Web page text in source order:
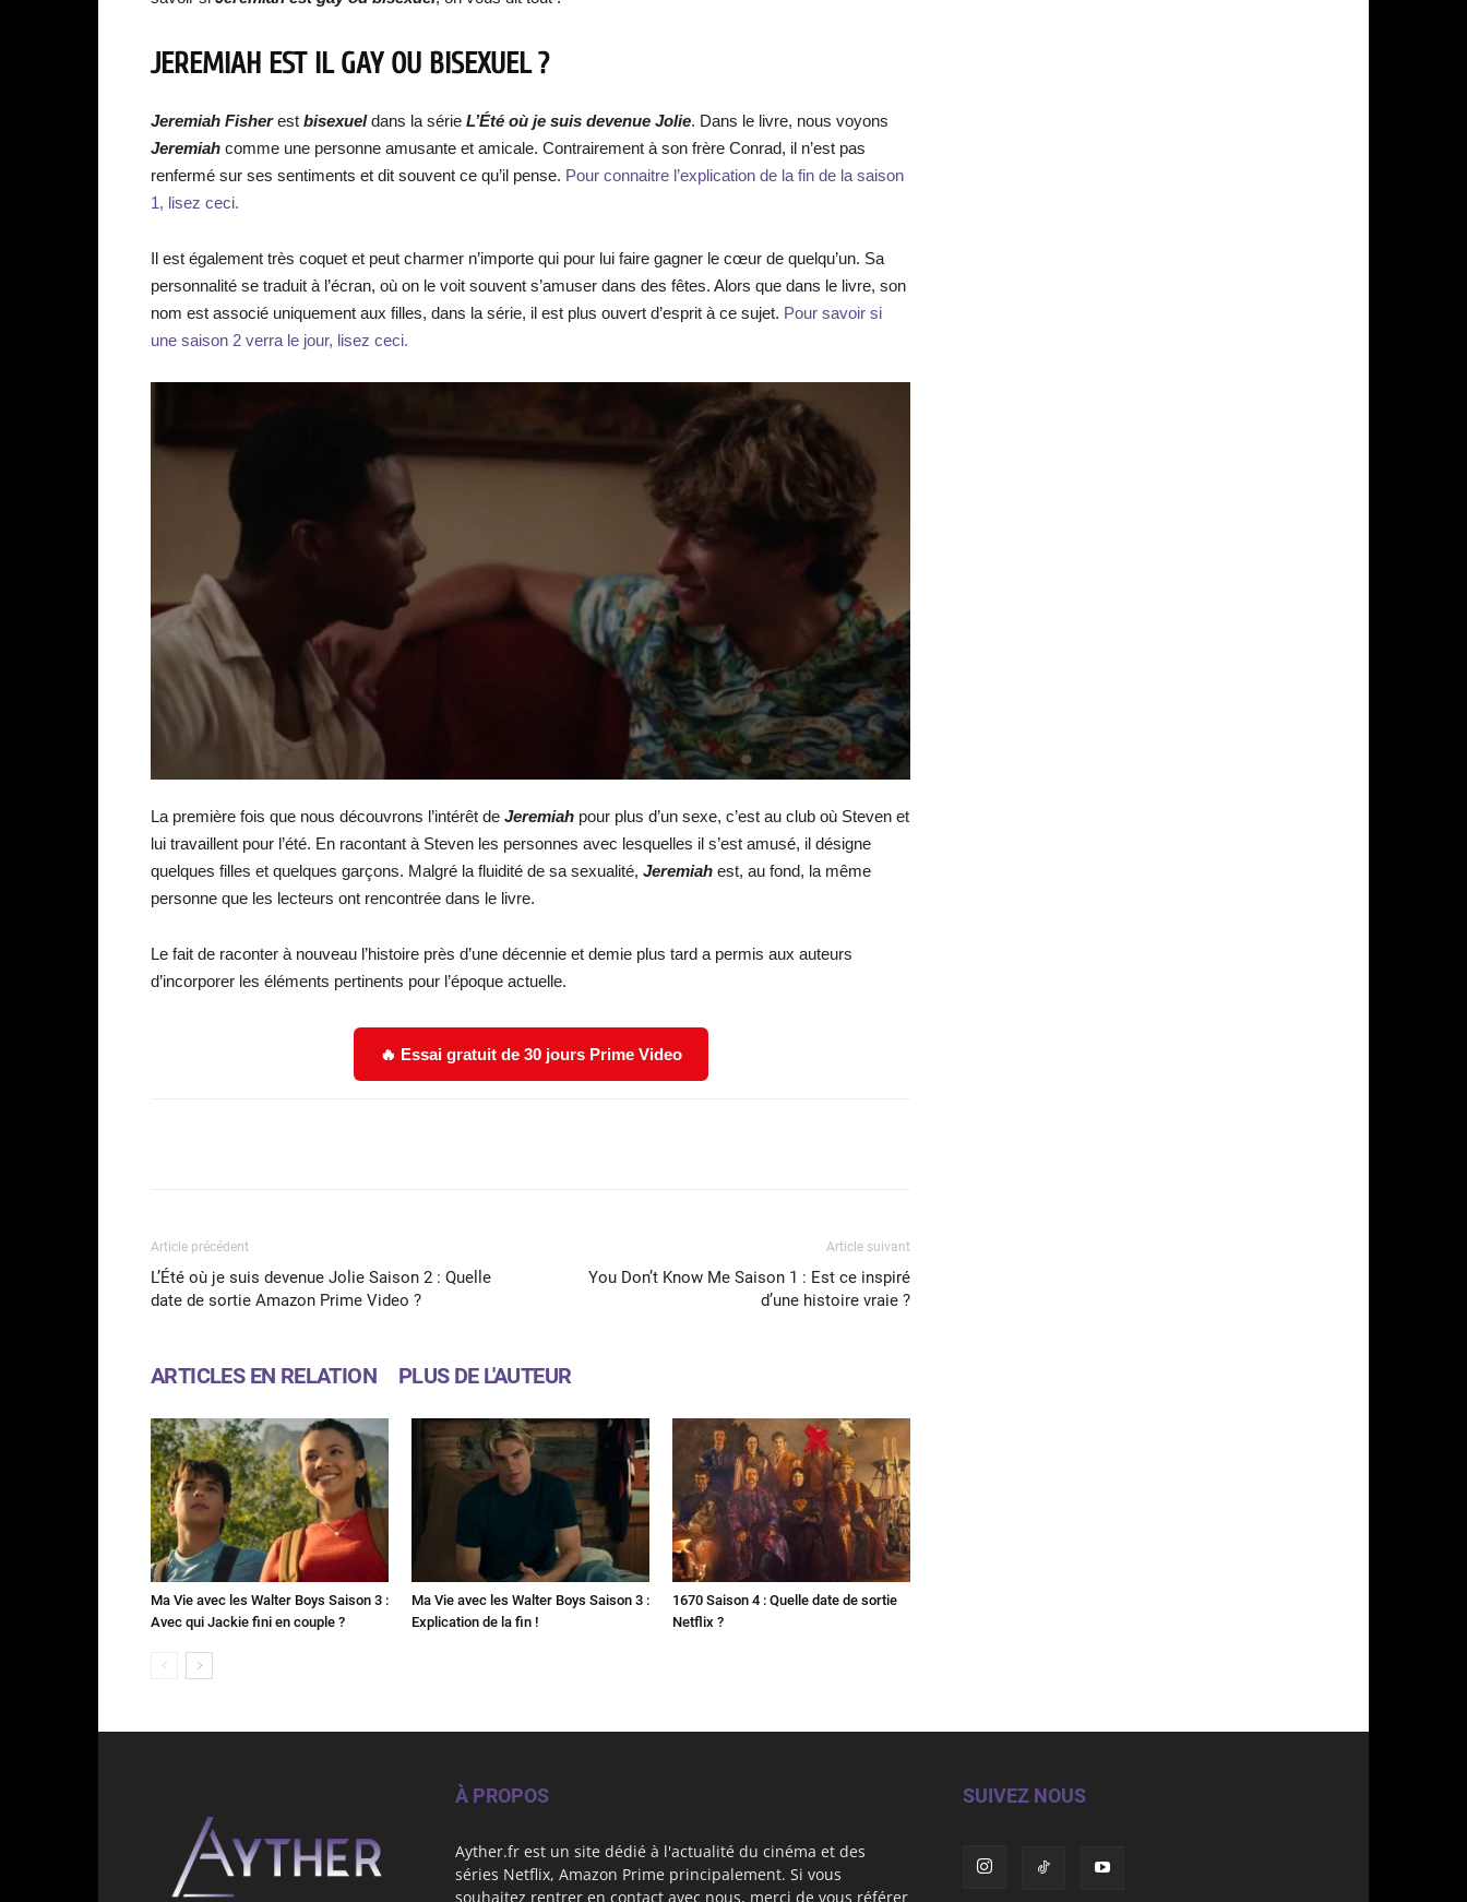
JEREMIAH EST IL GAY OU BISEXUEL ?
Jeremiah Fisherest bisexueldans la série L’Été où je suis devenue Jolie. Dans le livre, nous voyons
Jeremiah comme une personne amusante et amicale. Contrairement à son frère Conrad, il n’est pas
renfermé sur ses sentiments et dit souvent ce qu’il pense. Pour connaitre l’explication de la fin de la saison
1, lisez ceci.
Il est également très coquet et peut charmer n’importe qui pour lui faire gagner le cœur de quelqu’un. Sa
personnalité se traduit à l’écran, où on le voit souvent s’amuser dans des fêtes. Alors que dans le livre, son
nom est associé uniquement aux filles, dans la série, il est plus ouvert d’esprit à ce sujet. Pour savoir si
une saison 2 verra le jour, lisez ceci.
La première fois que nous découvrons l’intérêt de Jeremiah pour plus d’un sexe, c’est au club où Steven et
lui travaillent pour l’été. En racontant à Steven les personnes avec lesquelles il s’est amusé, il désigne
quelques filles et quelques garçons. Malgré la fluidité de sa sexualité, Jeremiah est, au fond, la même
personne que les lecteurs ont rencontrée dans le livre.
Le fait de raconter à nouveau l’histoire près d’une décennie et demie plus tard a permis aux auteurs
d’incorporer les éléments pertinents pour l’époque actuelle.
🔥 Essai gratuit de 30 jours Prime Video
Article précédent
L’Été où je suis devenue Jolie Saison 2 : Quelle
date de sortie Amazon Prime Video ?
Article suivant
You Don’t Know Me Saison 1 : Est ce inspiré
d’une histoire vraie ?
ARTICLES EN RELATION PLUS DE L'AUTEUR
Ma Vie avec les Walter Boys Saison 3 :
Avec qui Jackie fini en couple ?
Ma Vie avec les Walter Boys Saison 3 :
Explication de la fin !
1670 Saison 4 : Quelle date de sortie
Netflix ?
À PROPOS
Ayther.fr est un site dédié à l'actualité du cinéma et des
séries Netflix, Amazon Prime principalement. Si vous
souhaitez rentrer en contact avec nous, merci de vous référer
SUIVEZ NOUS